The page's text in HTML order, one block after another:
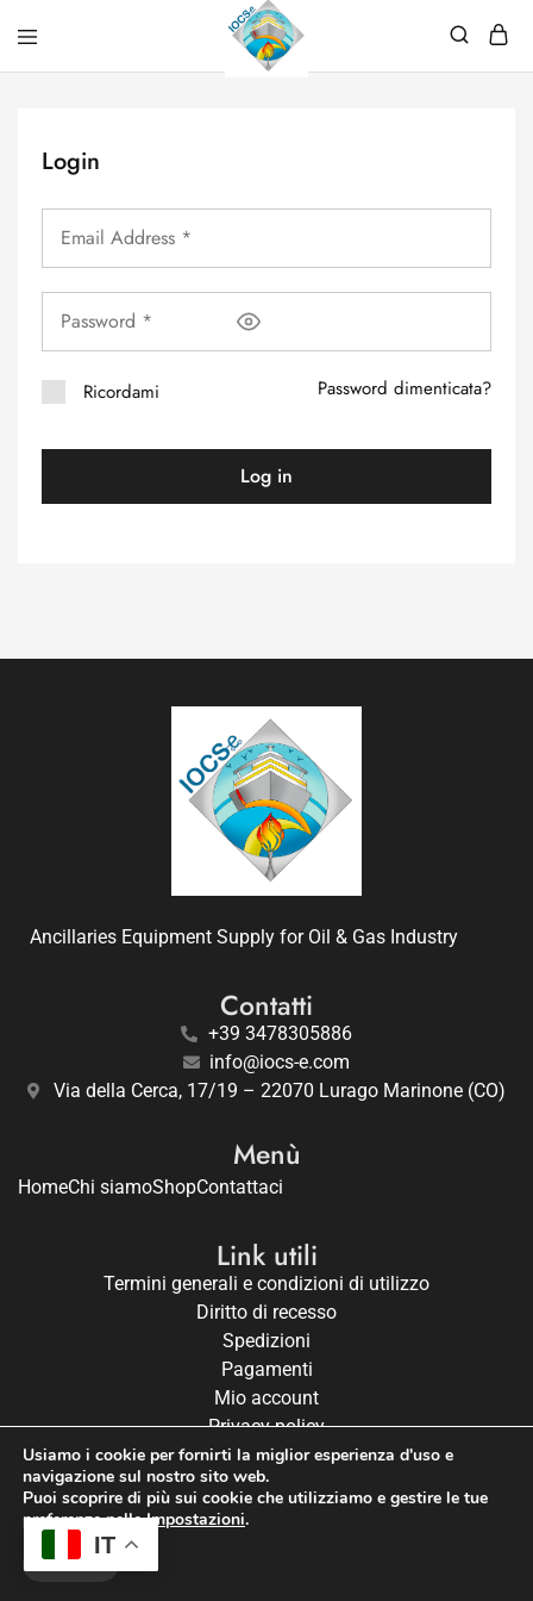
Login
Ricordami Password dimenticata?
Log in
Ancillaries Equipment Supply for Oil & Gas Industry
Contatti
+39 3478305886
info@iocs-e.com
Via della Cerca, 17/19 – 22070 Lurago Marinone (CO)
Menù
HomeChi siamoShopContattaci
Link utili
Termini generali e condizioni di utilizzo
Diritto di recesso
Spedizioni
Pagamenti
Mio account
Privacy policy
P.Iva: 03593850120
IT
IT
Usiamo i cookie per fornirti la miglior esperienza d'uso e
navigazione sul nostro sito web.
Puoi scoprire di più sui cookie che utilizziamo e gestire le tue
preferenze nelleImpostazioni.
Accetta